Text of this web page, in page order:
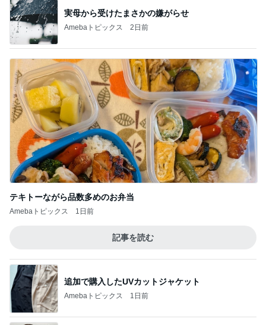
実母から受けたまさかの嫌がらせ
Amebaトピックス 2日前
テキトーながら品数多めのお弁当
Amebaトピックス 1日前
記事を読む
追加で購入したUVカットジャケット
Amebaトピックス 1日前